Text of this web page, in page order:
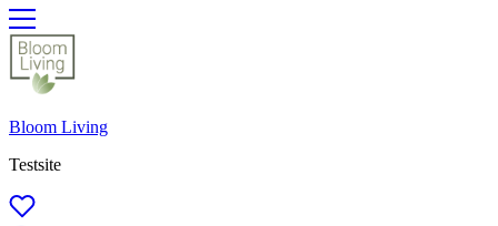
Bloom Living
Testsite